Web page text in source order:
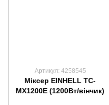
Артикул: 4258545
Міксер EINHELL TC-
MX1200E (1200Вт/вінчик)